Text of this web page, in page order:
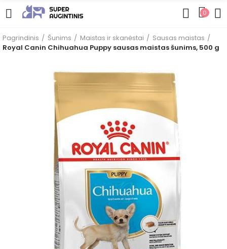
0
Pagrindinis Šunims Maistas ir skanėstai
Sausas maistas
Royal Canin Chihuahua Puppy sausas maistas šunims, 500 g